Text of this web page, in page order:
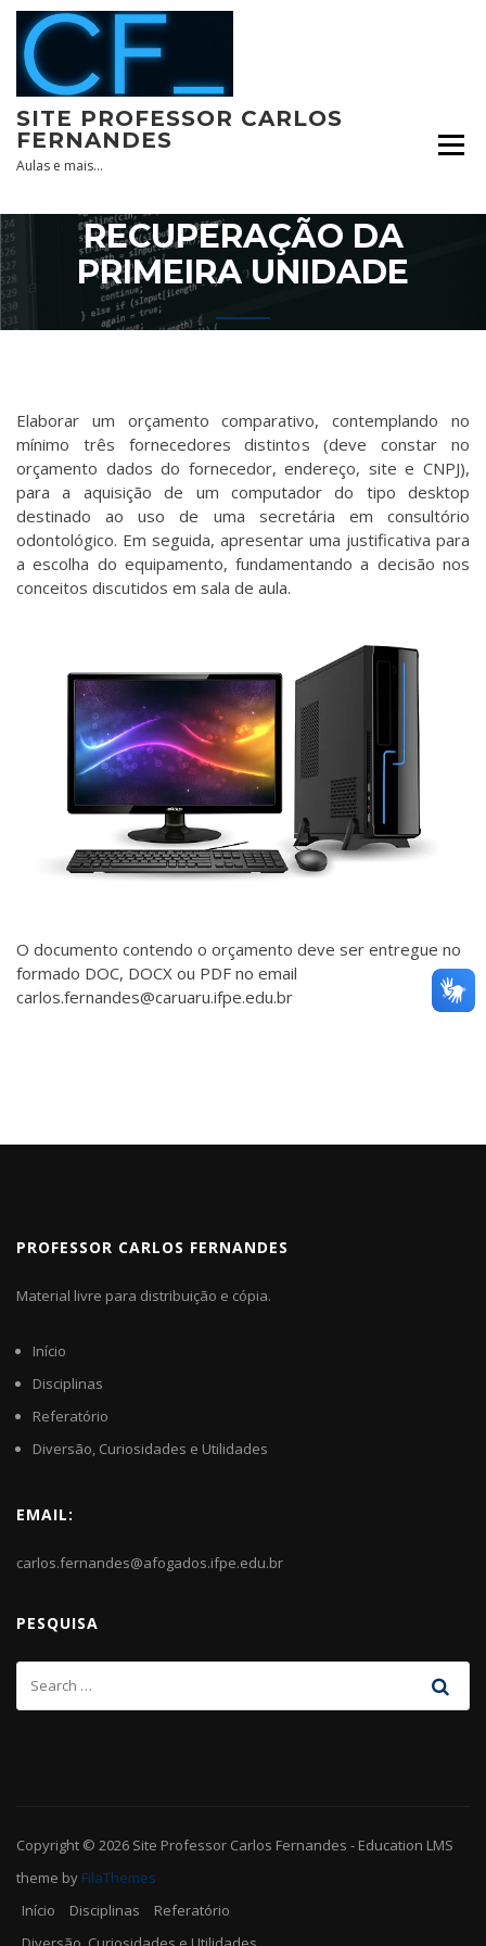
Skip
content
SITE PROFESSOR CARLOS
FERNANDES
Aulas e mais…
RECUPERAÇÃO DA
PRIMEIRA UNIDADE
Elaborar um orçamento comparativo, contemplando no
mínimo três fornecedores distintos (deve constar no
orçamento dados do fornecedor, endereço, site e CNPJ),
para a aquisição de um computador do tipo desktop
destinado ao uso de uma secretária em consultório
odontológico. Em seguida, apresentar uma justificativa para
a escolha do equipamento, fundamentando a decisão nos
conceitos discutidos em sala de aula.
O documento contendo o orçamento deve ser entregue no
formado DOC, DOCX ou PDF no email
carlos.fernandes@caruaru.ifpe.edu.br
PROFESSOR CARLOS FERNANDES
Material livre para distribuição e cópia.
Início
Disciplinas
Referatório
Diversão, Curiosidades e Utilidades
EMAIL:
carlos.fernandes@afogados.ifpe.edu.br
PESQUISA
Copyright © 2026 Site Professor Carlos Fernandes - Education LMS
theme by FilaThemes
Início
Disciplinas
Referatório